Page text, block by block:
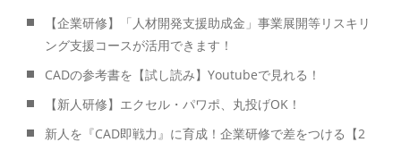
【企業研修】「人材開発支援助成金」事業展開等リスキリ
ング支援コースが活用できます！
CADの参考書を【試し読み】Youtubeで見れる！
【新人研修】エクセル・パワポ、丸投げOK！
新人を『CAD即戦力』に育成！企業研修で差をつける【2